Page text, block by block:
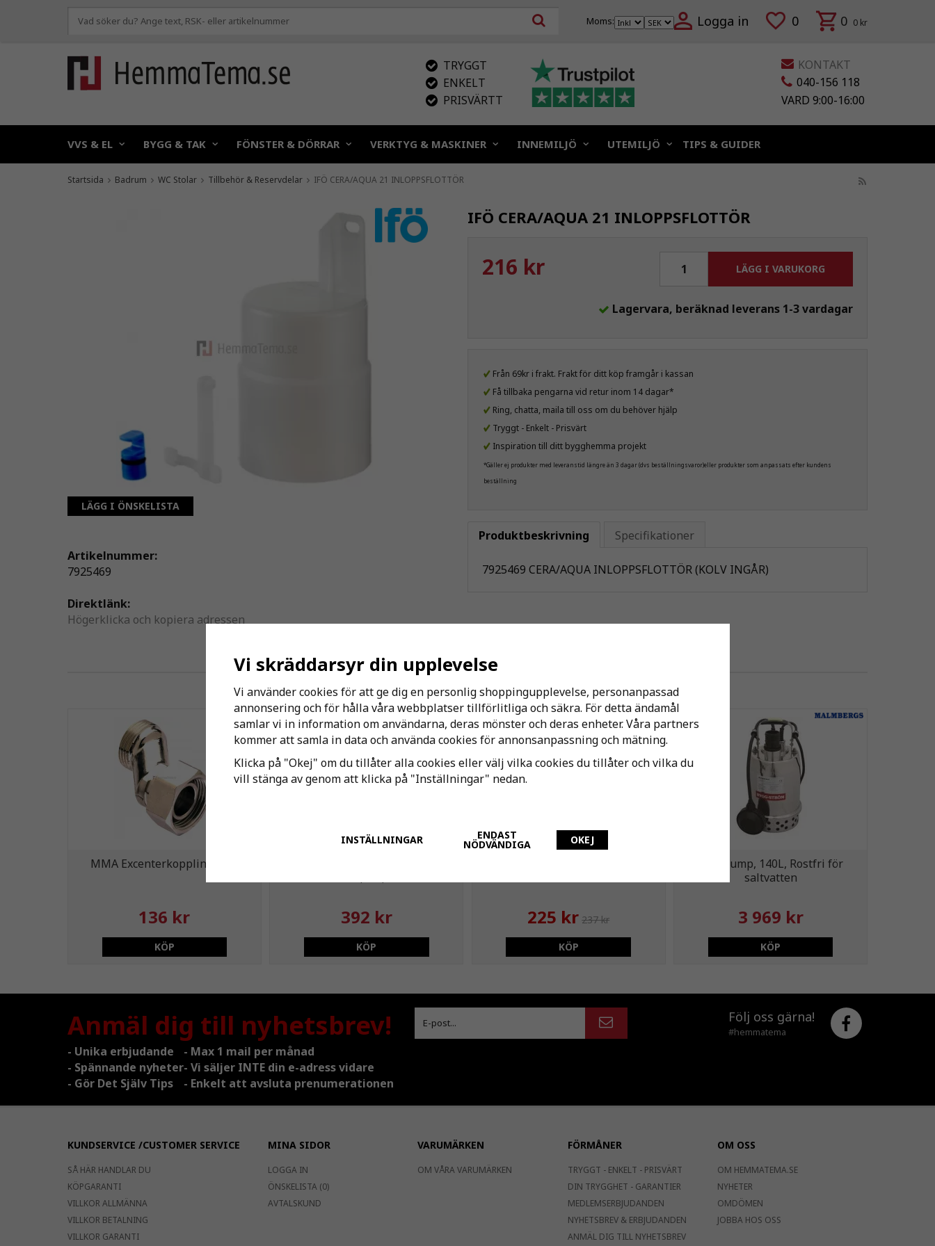
Moms: Logga in 0 0 0 kr
KONTAKT
040-156 118
VARD 9:00-16:00
TRYGGT
ENKELT
PRISVÄRTT
VVS & EL BYGG & TAK FÖNSTER & DÖRRAR VERKTYG & MASKINER INNEMILJÖ UTEMILJÖ TIPS & GUIDER
Startsida Badrum WC Stolar Tillbehör & Reservdelar IFÖ CERA/AQUA 21 INLOPPSFLOTTÖR
IFÖ CERA/AQUA 21 INLOPPSFLOTTÖR
216 kr LÄGG I VARUKORG
Lagervara, beräknad leverans 1-3 vardagar
Från 69kr i frakt. Frakt för ditt köp framgår i kassan
Få tillbaka pengarna vid retur inom 14 dagar*
Ring, chatta, maila till oss om du behöver hjälp
Tryggt - Enkelt - Prisvärt
Inspiration till ditt bygghemma projekt
*Gäller ej produkter med leveranstid längre än 3 dagar (dvs beställningsvaror)eller produkter som anpassats efter kundens
beställning
Produktbeskrivning Specifikationer
7925469 CERA/AQUA INLOPPSFLOTTÖR (KOLV INGÅR)
LÄGG I ÖNSKELISTA
Artikelnummer:
7925469
Direktlänk:
Högerklicka och kopiera adressen
Andra har även köpt
MMA Excenterkoppling M22
136 kr
KÖP
392 kr
KÖP
-5%
Kundfavorit
225 kr 237 kr
KÖP
Länspump, 140L, Rostfri för
saltvatten
3 969 kr
KÖP
Anmäl dig till nyhetsbrev!
- Unika erbjudande
- Max 1 mail per månad
- Spännande nyheter- Vi säljer INTE din e-adress vidare
- Gör Det Själv Tips
- Enkelt att avsluta prenumerationen
Följ oss gärna!
#hemmatema
KUNDSERVICE /CUSTOMER SERVICE
SÅ HÄR HANDLAR DU
KÖPGARANTI
VILLKOR ALLMÄNNA
VILLKOR BETALNING
VILLKOR GARANTI
MINA SIDOR
LOGGA IN
ÖNSKELISTA (0)
AVTALSKUND
VARUMÄRKEN
OM VÅRA VARUMÄRKEN
FÖRMÅNER
TRYGGT - ENKELT - PRISVÄRT
DIN TRYGGHET - GARANTIER
MEDLEMSERBJUDANDEN
NYHETSBREV & ERBJUDANDEN
ANMÄL DIG TILL NYHETSBREV
OM OSS
OM HEMMATEMA.SE
NYHETER
OMDÖMEN
JOBBA HOS OSS
Vi skräddarsyr din upplevelse
Vi använder cookies för att ge dig en personlig shoppingupplevelse, personanpassad
annonsering och för hålla våra webbplatser tillförlitliga och säkra. För detta ändamål
samlar vi in information om användarna, deras mönster och deras enheter. Våra partners
kommer att samla in data och använda cookies för annonsanpassning och mätning.
Klicka på "Okej" om du tillåter alla cookies eller välj vilka cookies du tillåter och vilka du
vill stänga av genom att klicka på "Inställningar" nedan.
INSTÄLLNINGAR ENDAST
NÖDVÄNDIGA OKEJ